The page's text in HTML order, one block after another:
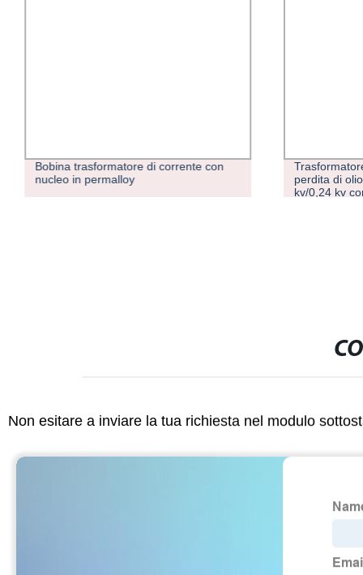
Bobina trasformatore di corrente con
nucleo in permalloy
perdita di
kv/0,24 kv
Non esitare a inviare la tua richiesta nel modulo